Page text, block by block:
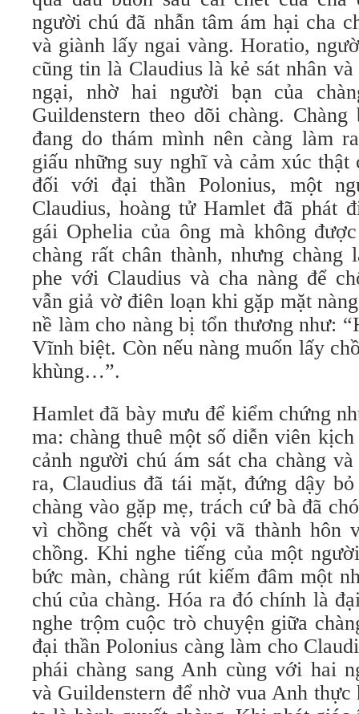
người chú đã nhẫn tâm ám hại cha
và giành lấy ngai vàng. Horatio,
cũng tin là Claudius là kẻ sát nhân
ngại, nhờ hai người bạn của
Guildenstern theo dõi chàng.
đang do thám mình nên càng làm
giấu những suy nghĩ và cảm xúc
đối với đại thần Polonius, một
Claudius, hoàng tử Hamlet đã phát
gái Ophelia của ông mà không
chàng rất chân thành, nhưng chàng
phe với Claudius và cha nàng để
vẫn giả vờ điên loạn khi gặp mặt
nề làm cho nàng bị tổn thương như:
Vĩnh biệt. Còn nếu nàng muốn lấy
khùng…”.
Hamlet đã bày mưu để kiểm chứng
ma: chàng thuê một số diễn viên
cảnh người chú ám sát cha chàng
ra, Claudius đã tái mặt, đứng dậy
chàng vào gặp mẹ, trách cứ bà đã
vì chồng chết và vội vã thành hôn
chồng. Khi nghe tiếng của một
bức màn, chàng rút kiếm đâm một
chú của chàng. Hóa ra đó chính là
nghe trộm cuộc trò chuyện giữa
đại thần Polonius càng làm cho
phái chàng sang Anh cùng với hai
và Guildenstern để nhờ vua Anh thực